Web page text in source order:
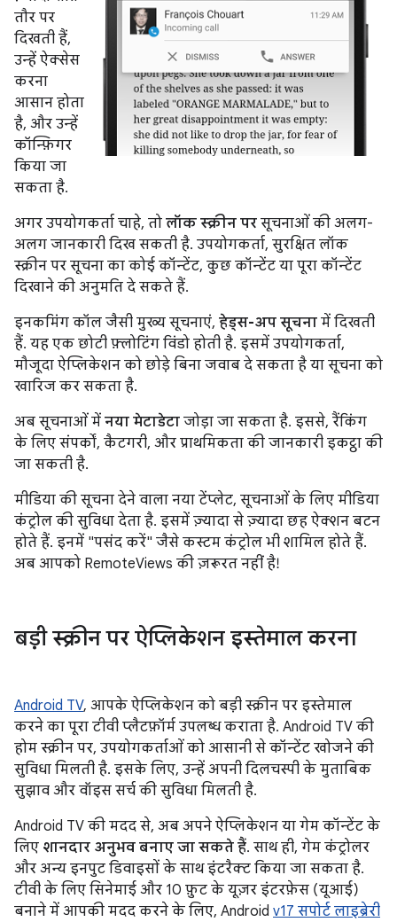
तौर पर
दिखती हैं,
उन्हें ऐक्सेस
करना
आसान होता
है, और उन्हें
कॉन्फ़िगर
किया जा
सकता है.
अगर उपयोगकर्ता चाहे, तो लॉक स्क्रीन पर सूचनाओं की अलग-
अलग जानकारी दिख सकती है. उपयोगकर्ता, सुरक्षित लॉक
स्क्रीन पर सूचना का कोई कॉन्टेंट, कुछ कॉन्टेंट या पूरा कॉन्टेंट
दिखाने की अनुमति दे सकते हैं.
इनकमिंग कॉल जैसी मुख्य सूचनाएं, हेड्स-अप सूचना में दिखती
हैं. यह एक छोटी फ़्लोटिंग विंडो होती है. इसमें उपयोगकर्ता,
मौजूदा ऐप्लिकेशन को छोड़े बिना जवाब दे सकता है या सूचना को
खारिज कर सकता है.
अब सूचनाओं में नया मेटाडेटा जोड़ा जा सकता है. इससे, रैंकिंग
के लिए संपर्कों, कैटगरी, और प्राथमिकता की जानकारी इकट्ठा की
जा सकती है.
मीडिया की सूचना देने वाला नया टेंप्लेट, सूचनाओं के लिए मीडिया
कंट्रोल की सुविधा देता है. इसमें ज़्यादा से ज़्यादा छह ऐक्शन बटन
होते हैं. इनमें "पसंद करें" जैसे कस्टम कंट्रोल भी शामिल होते हैं.
अब आपको RemoteViews की ज़रूरत नहीं है!
बड़ी स्क्रीन पर ऐप्लिकेशन इस्तेमाल करना
Android TV, आपके ऐप्लिकेशन को बड़ी स्क्रीन पर इस्तेमाल
करने का पूरा टीवी प्लैटफ़ॉर्म उपलब्ध कराता है. Android TV की
होम स्क्रीन पर, उपयोगकर्ताओं को आसानी से कॉन्टेंट खोजने की
सुविधा मिलती है. इसके लिए, उन्हें अपनी दिलचस्पी के मुताबिक
सुझाव और वॉइस सर्च की सुविधा मिलती है.
Android TV की मदद से, अब अपने ऐप्लिकेशन या गेम कॉन्टेंट के
लिए शानदार अनुभव बनाए जा सकते हैं. साथ ही, गेम कंट्रोलर
और अन्य इनपुट डिवाइसों के साथ इंटरैक्ट किया जा सकता है.
टीवी के लिए सिनेमाई और 10 फ़ुट के यूज़र इंटरफ़ेस (यूआई)
बनाने में आपकी मदद करने के लिए, Android v17 सपोर्ट लाइब्रेरी